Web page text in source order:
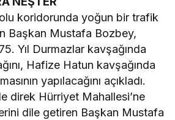
koridorunda yoğun bir trafik
Başkan Mustafa Bozbey,
Yıl Durmazlar kavşağında
Hafize Hatun kavşağında
yapılacağını açıkladı.
direk Hürriyet Mahallesi’ne
dile getiren Başkan Mustafa